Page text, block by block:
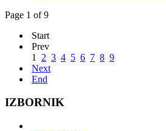
Page 1 of 9
Start
Prev
1
2 3 4 5 6 7 8 9
Next
End
IZBORNIK